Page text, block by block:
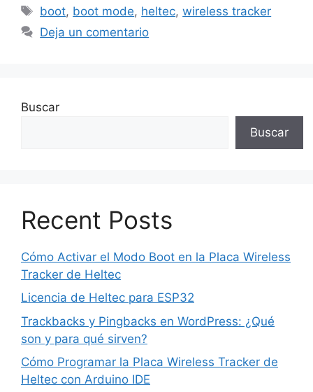
Etiquetas
boot, boot mode, heltec,wireless tracker
Deja un comentario
Buscar
Buscar
Recent Posts
Cómo Activar el Modo Boot en la Placa Wireless
Tracker de Heltec
Licencia de Heltec para ESP32
Trackbacks y Pingbacks en WordPress: ¿Qué
son y para qué sirven?
Cómo Programar la Placa Wireless Tracker de
Heltec con Arduino IDE